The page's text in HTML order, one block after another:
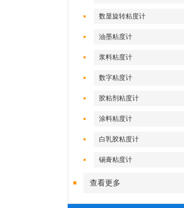
数显旋转粘度计
油墨粘度计
浆料粘度计
数字粘度计
胶粘剂粘度计
涂料粘度计
白乳胶粘度计
锡膏粘度计
查看更多